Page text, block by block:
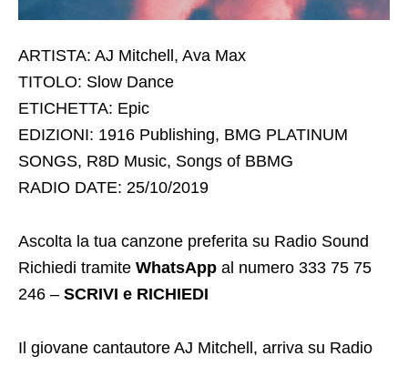
ARTISTA: AJ Mitchell, Ava Max
TITOLO: Slow Dance
ETICHETTA: Epic
EDIZIONI: 1916 Publishing, BMG PLATINUM
SONGS, R8D Music, Songs of BBMG
RADIO DATE: 25/10/2019
Ascolta la tua canzone preferita su Radio Sound
Richiedi tramite WhatsApp al numero 333 75 75
246 – SCRIVI e RICHIEDI
Il giovane cantautore AJ Mitchell, arriva su Radio